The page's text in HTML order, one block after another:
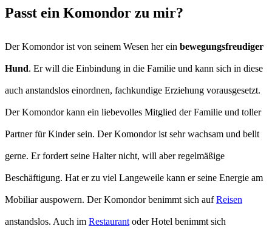
Passt ein Komondor zu mir?
Der Komondor ist von seinem Wesen her ein bewegungsfreudiger
Hund. Er will die Einbindung in die Familie und kann sich in diese
auch anstandslos einordnen, fachkundige Erziehung vorausgesetzt.
Der Komondor kann ein liebevolles Mitglied der Familie und toller
Partner für Kinder sein. Der Komondor ist sehr wachsam und bellt
gerne. Er fordert seine Halter nicht, will aber regelmäßige
Beschäftigung. Hat er zu viel Langeweile kann er seine Energie am
Mobiliar auspowern. Der Komondor benimmt sich aufReisen
anstandslos. Auch im Restaurant oder Hotel benimmt sich